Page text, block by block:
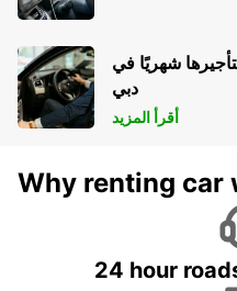
شهريًا في
دبي
أقرأ المزيد
Why renting car
24 hour